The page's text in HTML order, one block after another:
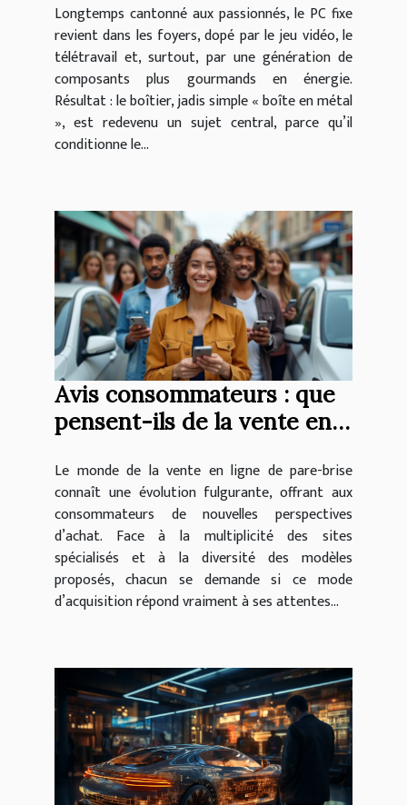
Longtemps cantonné aux passionnés, le PC fixe
revient dans les foyers, dopé par le jeu vidéo, le
télétravail et, surtout, par une génération de
composants plus gourmands en énergie.
Résultat : le boîtier, jadis simple « boîte en métal
», est redevenu un sujet central, parce qu’il
conditionne le...
Avis consommateurs : que
pensent-ils de la vente en
Le monde de la vente en ligne de pare-brise
connaît une évolution fulgurante, offrant aux
consommateurs de nouvelles perspectives
d’achat. Face à la multiplicité des sites
spécialisés et à la diversité des modèles
proposés, chacun se demande si ce mode
d’acquisition répond vraiment à ses attentes...